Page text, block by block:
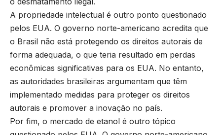
A propriedade intelectual é outro ponto questionado
pelos EUA. O governo norte-americano acredita que
o Brasil não está protegendo os direitos autorais de
forma adequada, o que teria resultado em perdas
econômicas significativas para os EUA. No entanto,
as autoridades brasileiras argumentam que têm
implementado medidas para proteger os direitos
autorais e promover a inovação no país.
Por fim, o mercado de etanol é outro tópico